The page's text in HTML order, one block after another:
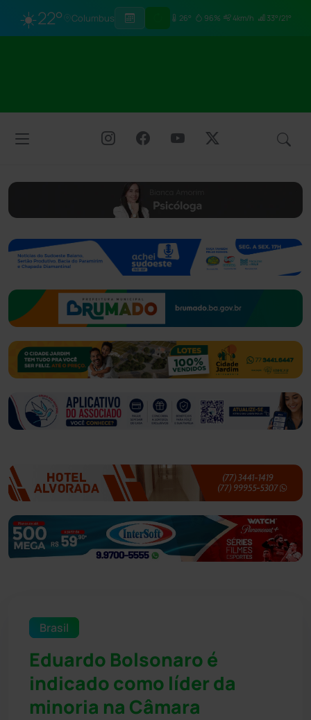
☀️22° Columbus 26° 96% 4km/h 33°/21°
Brasil
Eduardo Bolsonaro é
indicado como líder da
minoria na Câmara